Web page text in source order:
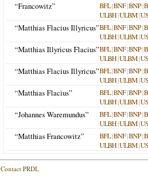
“Francowitz” BFL|BNF|BNP|
ULBH|ULBM|
“Matthias Flacius Illyricus”BFL|BNF|BNP|
ULBH|ULBM|
“Matthias Illyricus Flacius”BFL|BNF|BNP|
ULBH|ULBM|
“Matthias Flacius Illyricus”BFL|BNF|BNP|
ULBH|ULBM|
“Matthias Flacius” BFL|BNF|BNP|
ULBH|ULBM|
“Johannes Waremundus” BFL|BNF|BNP|
ULBH|ULBM|
“Matthias Francowitz” BFL|BNF|BNP|
ULBH|ULBM|
Contact PRDL